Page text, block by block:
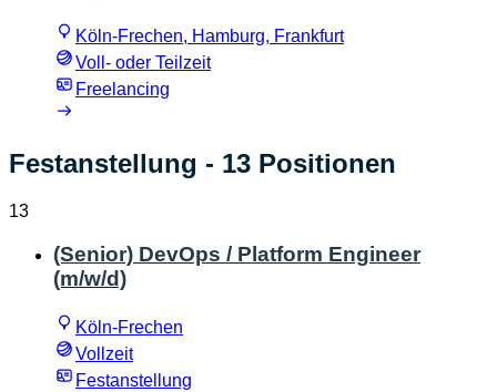
Köln-Frechen, Hamburg, Frankfurt
Voll- oder Teilzeit
Freelancing
Festanstellung - 13 Positionen
13
(Senior) DevOps / Platform Engineer
(m/w/d)
Köln-Frechen
Vollzeit
Festanstellung